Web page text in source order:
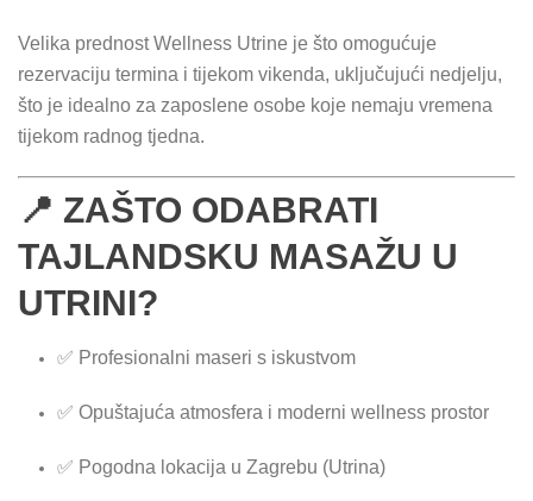
Velika prednost Wellness Utrine je što omogućuje
rezervaciju termina i tijekom vikenda, uključujući nedjelju,
što je idealno za zaposlene osobe koje nemaju vremena
tijekom radnog tjedna.
📍 ZAŠTO ODABRATI
TAJLANDSKU MASAŽU U
UTRINI?
✅ Profesionalni maseri s iskustvom
✅ Opuštajuća atmosfera i moderni wellness prostor
✅ Pogodna lokacija u Zagrebu (Utrina)